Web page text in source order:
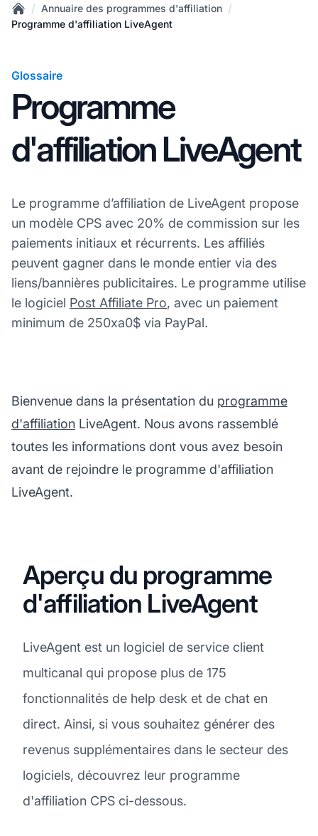
Home
/ Annuaire des programmes d'affiliation /
Programme d'affiliation LiveAgent
Glossaire
Programme
d'affiliation LiveAgent
Le programme d’affiliation de LiveAgent propose
un modèle CPS avec 20% de commission sur les
paiements initiaux et récurrents. Les affiliés
peuvent gagner dans le monde entier via des
liens/bannières publicitaires. Le programme utilise
le logiciel Post Affiliate Pro, avec un paiement
minimum de 250xa0$ via PayPal.
Bienvenue dans la présentation du programme
d'affiliation LiveAgent. Nous avons rassemblé
toutes les informations dont vous avez besoin
avant de rejoindre le programme d'affiliation
LiveAgent.
Aperçu du programme
d'affiliation LiveAgent
LiveAgent est un logiciel de service client
multicanal qui propose plus de 175
fonctionnalités de help desk et de chat en
direct. Ainsi, si vous souhaitez générer des
revenus supplémentaires dans le secteur des
logiciels, découvrez leur programme
d'affiliation CPS ci-dessous.